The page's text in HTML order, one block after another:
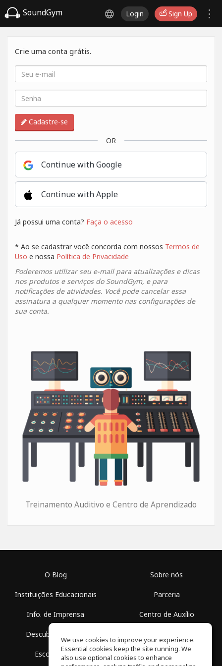
SoundGym Login Sign Up
Crie uma conta grátis.
Cadastre-se
OR
Continue with Google
Continue with Apple
Já possui uma conta? Faça o acesso
* Ao se cadastrar você concorda com nossos Termos de
Uso e nossa Política de Privacidade
Poderemos utilizar seu e-mail para atualizações e dicas
nos produtos e serviços do SoundGym, e para
notificações de atividades. Você pode cancelar essa
assinatura a qualquer momento nas configurações de
sua conta.
Treinamento Auditivo e Centro de Aprendizado
O Blog
Instituições Educacionais
Info. de Imprensa
Descubra Espaços
Escola Grátis
Sobre nós
Parceria
Centro de Auxílio
Política de Privacidade
We use cookies to improve your experience.
Essential cookies keep the site running. We
also use optional cookies to enhance